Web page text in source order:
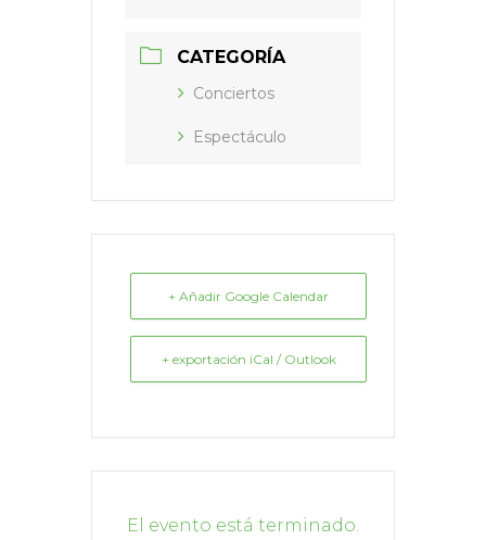
CATEGORÍA
Conciertos
Espectáculo
+ Añadir Google Calendar
+ exportación iCal / Outlook
El evento está terminado.